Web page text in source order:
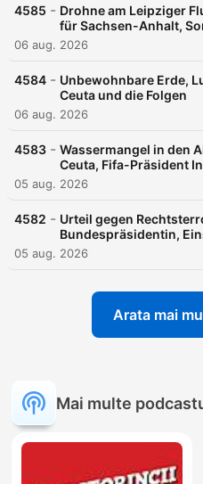
4585 - Drohne am Leipziger
für Sachsen-Anhalt,
06 aug. 2026
4584 - Unbewohnbare Erde,
Ceuta und die Folgen
06 aug. 2026
4583 - Wassermangel in den
Ceuta, Fifa-Präsident
05 aug. 2026
4582 - Urteil gegen
Bundespräsidentin,
05 aug. 2026
Arata mai
Mai multe